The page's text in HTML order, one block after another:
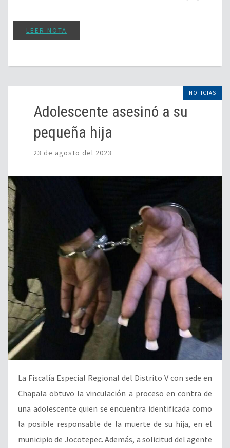
LEER NOTA
NOTICIAS
Adolescente asesinó a su
pequeña hija
23 de agosto del 2023
La Fiscalía Especial Regional del Distrito V con sede en
Chapala obtuvo la vinculación a proceso en contra de
una adolescente quien se encuentra identificada como
la posible responsable de la muerte de su hija, en el
municipio de Jocotepec. Además, a solicitud del agente